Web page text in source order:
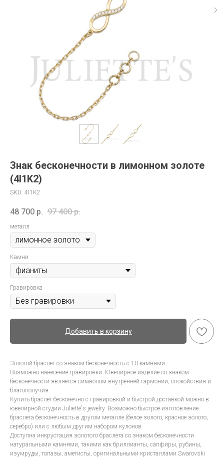
Знак бесконечности в лимонном золоте
(4I1K2)
SKU: 4I1K2
48 700 р. 97 400 р.
металл
Камни
Гравировка
Добавить в корзину
Золотой браслет со знаком бесконечность с 10 камнями.
Возможно нанесение гравировки. Ювелирное изделие со знаком
бесконечности является символом внутренней гармонии, спокойствия и
благополучия.
Купить браслет бесконечно с гравировкой и быстрой доставкой можно в
ювелирной студии Juliette's jewelry. Возможно быстрое изготовление
браслета бесконечность в другом металле (белое золото, красное золото,
серебро) или с любым другим набором кулонов.
Доступна инкрустация золотого браслета со знаком бесконечности
натуральными камнями, такими как бриллианты, сапфиры, рубины,
изумруды, топазы, аметисты, оригинальными кристаллами Swarovski